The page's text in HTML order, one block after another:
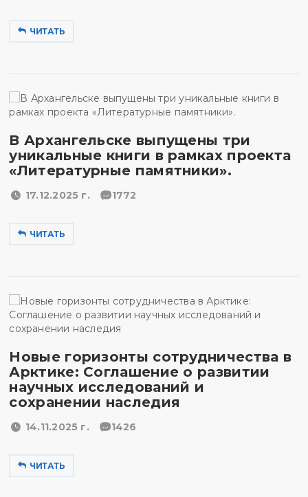
ЧИТАТЬ
В Архангельске выпущены три
уникальные книги в рамках проекта
«Литературные памятники».
17.12.2025 г. 1772
ЧИТАТЬ
Новые горизонты сотрудничества в
Арктике: Соглашение о развитии
научных исследований и
сохранении наследия
14.11.2025 г. 1426
ЧИТАТЬ